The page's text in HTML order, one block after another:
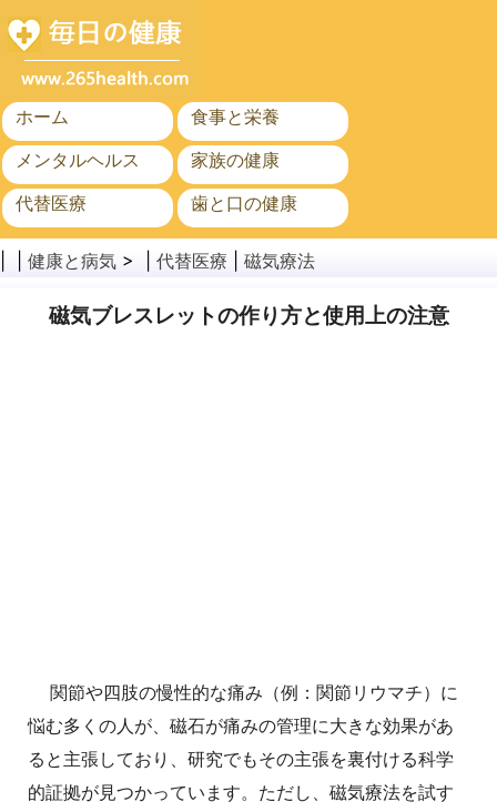
ホーム
食事と栄養
メンタルヘルス
家族の健康
代替医療
歯と口の健康
がん
公衆衛生
健康と病気 > | 代替医療 磁気療法
磁気ブレスレットの作り方と使用上の注意
関節や四肢の慢性的な痛み（例：関節リウマチ）に
悩む多くの人が、磁石が痛みの管理に大きな効果があ
ると主張しており、研究でもその主張を裏付ける科学
的証拠が見つかっています。ただし、磁気療法を試す